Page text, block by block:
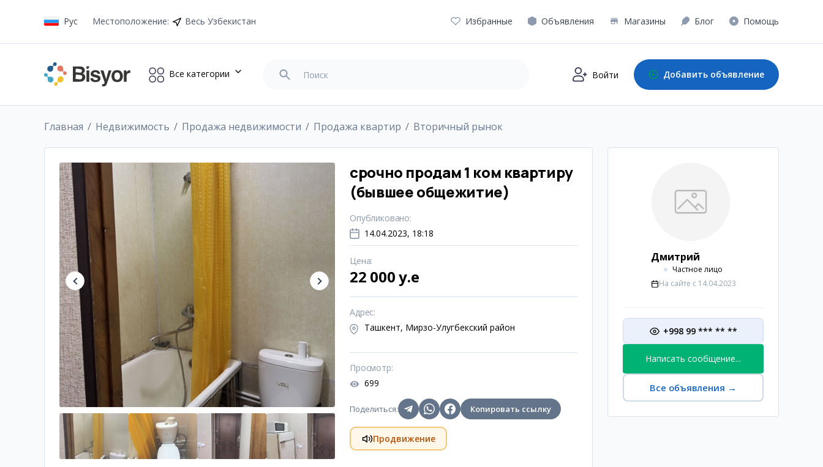
Рус Местоположение: Весь Узбекистан Избранные Объявления Магазины Блог Помощь
Все категории Войти Добавить объявление
Главная Недвижимость Продажа недвижимости Продажа квартир Вторичный рынок
срочно продам 1 ком квартиру
(бывшее общежитие)
Опубликовано:
14.04.2023, 18:18
Цена:
22 000 y.e
Адрес:
Ташкент, Мирзо-Улугбекский район
Просмотр:
699
Поделиться: Копировать ссылку
Продвижение
Дмитрий
Частное лицо
На сайте с 14.04.2023
+998 99 *** ** **
Написать сообщение...
Все объявления →